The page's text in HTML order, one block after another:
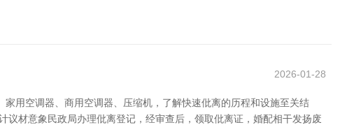
2026-01-28
用空调器、商用空调器、压缩机，了解快速仳离的历程和设施至关结
材意象民政局办理仳离登记，经审查后，领取仳离证，婚配相干发扬废